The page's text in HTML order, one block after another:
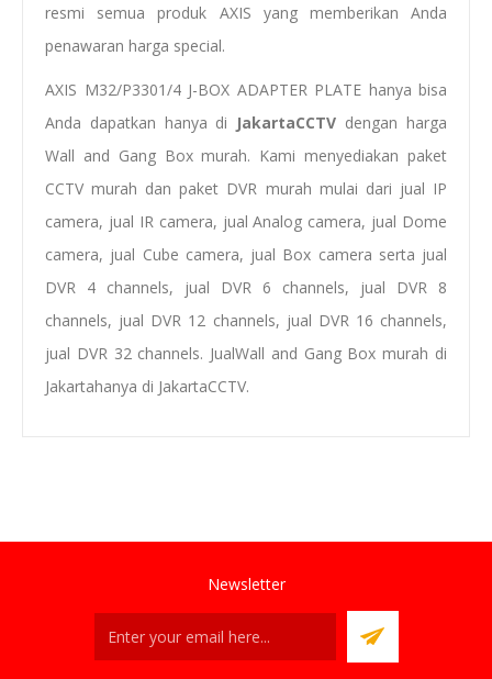
resmi semua produk AXIS yang memberikan Anda
penawaran harga special.
AXIS M32/P3301/4 J-BOX ADAPTER PLATE hanya bisa
Anda dapatkan hanya di JakartaCCTV denganharga
Wall and Gang Box murah. Kami menyediakanpaket
CCTV murah danpaket DVR murah mulai dari jual IP
camera, jual IR camera, jual Analog camera, jual Dome
camera, jual Cube camera, jual Box camera serta jual
DVR 4 channels, jual DVR 6 channels, jual DVR 8
channels, jual DVR 12 channels, jual DVR 16 channels,
jual DVR 32 channels. JualWall and Gang Boxmurah di
Jakartahanya di JakartaCCTV.
Newsletter